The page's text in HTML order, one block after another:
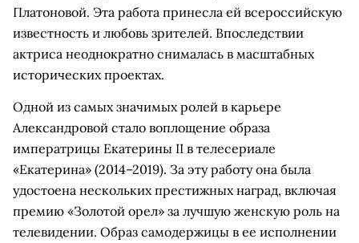
Платоновой. Эта работа принесла ей всероссийскую
известность и любовь зрителей. Впоследствии
актриса неоднократно снималась в масштабных
исторических проектах.
Одной из самых значимых ролей в карьере
Александровой стало воплощение образа
императрицы Екатерины II в телесериале
«Екатерина» (2014–2019). За эту работу она была
удостоена нескольких престижных наград, включая
премию «Золотой орел» за лучшую женскую роль на
телевидении. Образ самодержицы в ее исполнении